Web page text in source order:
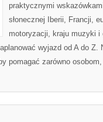
praktycznymi
słonecznej Iberii, Francji,
motoryzacji, kraju muzyki
wyjazd od A do Z.
pomagać zarówno osobom,